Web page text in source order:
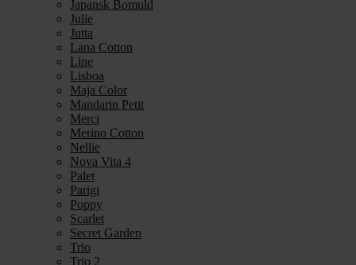
Japansk Bomuld
Julie
Jutta
Lana Cotton
Line
Lisboa
Maja Color
Mandarin Petit
Merci
Merino Cotton
Nellie
Nova Vita 4
Palet
Parigi
Poppy
Scarlet
Secret Garden
Trio
Trio 2